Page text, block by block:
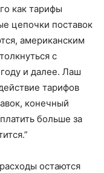
как тарифы
цепочки поставок
американским
с
и далее. Лаш
тарифов
конечный
больше за
остаются